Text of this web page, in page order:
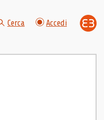
Cerca Accedi